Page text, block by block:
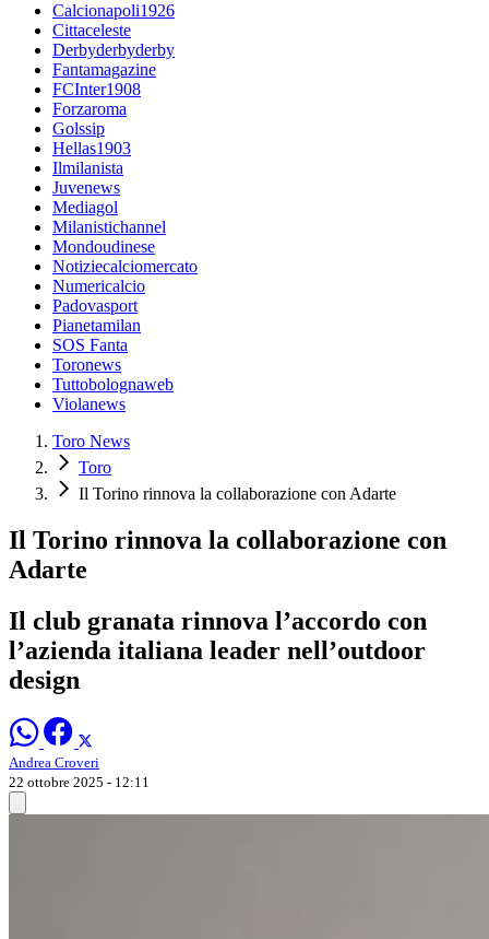
Calcionapoli1926
Cittaceleste
Derbyderbyderby
Fantamagazine
FCInter1908
Forzaroma
Golssip
Hellas1903
Ilmilanista
Juvenews
Mediagol
Milanistichannel
Mondoudinese
Notiziecalciomercato
Numericalcio
Padovasport
Pianetamilan
SOS Fanta
Toronews
Tuttobolognaweb
Violanews
Toro News
Toro
Il Torino rinnova la collaborazione con Adarte
Il Torino rinnova la collaborazione con
Adarte
Il club granata rinnova l’accordo con
l’azienda italiana leader nell’outdoor
design
Andrea Croveri
22 ottobre 2025 - 12:11